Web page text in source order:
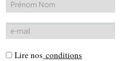
Lire nos conditions